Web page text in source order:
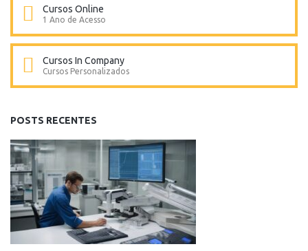
Cursos Online
1 Ano de Acesso
Cursos In Company
Cursos Personalizados
POSTS RECENTES